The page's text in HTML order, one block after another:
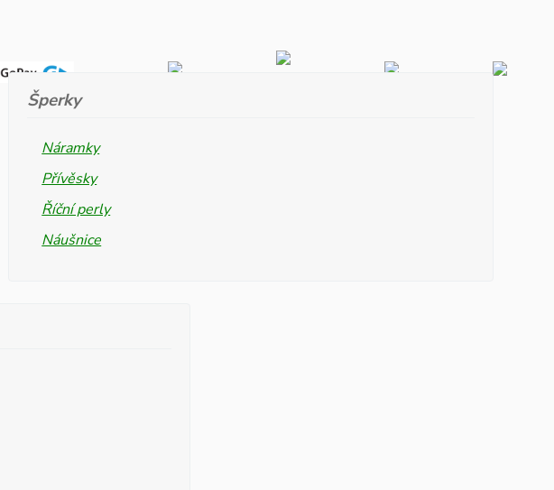
Šperky
Náramky
Přívěsky
Říční perly
Náušnice